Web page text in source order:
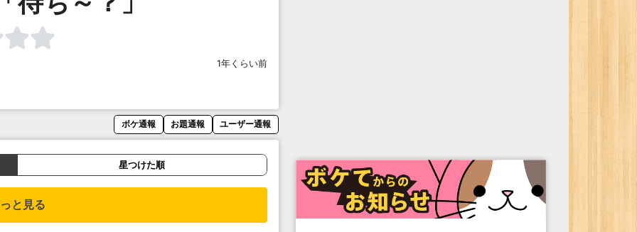
1年くらい前
ボケ通報 お題通報 ユーザー通報
星つけた順
と見る